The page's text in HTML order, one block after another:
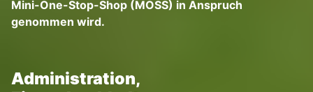
Mini-One-Stop-Shop (MOSS) in Anspruch
genommen wird.
Administration,